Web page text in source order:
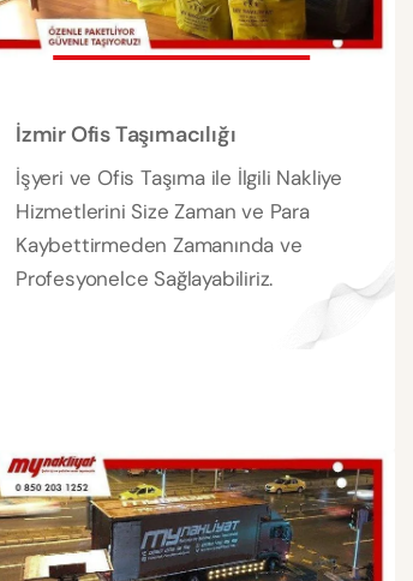
İzmir Ofis Taşımacılığı
İşyeri ve Ofis Taşıma ile İlgili Nakliye
Hizmetlerini Size Zaman ve Para
Kaybettirmeden Zamanında ve
Profesyonelce Sağlayabiliriz.